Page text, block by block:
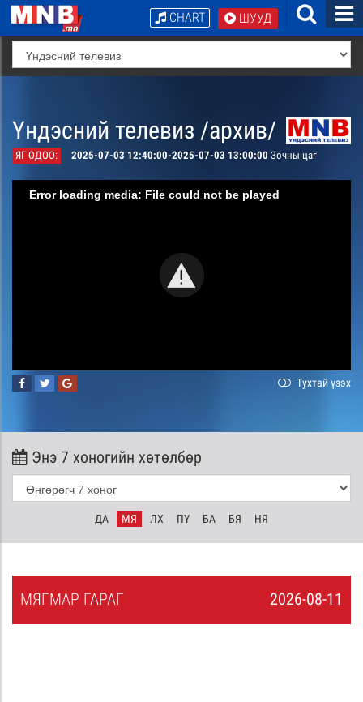
ШУУД
CHART
Үндэсний телевиз /архив/
ЯГ ОДОО: 2025-07-03 12:40:00-2025-07-03 13:00:00 Зочны цаг
Error loading media: File could not be played
Тухтай үзэх
Энэ 7 хоногийн хөтөлбөр
ДА МЯ ЛХ ПҮ БА БЯ НЯ
2026-08-11
МЯГМАР ГАРАГ